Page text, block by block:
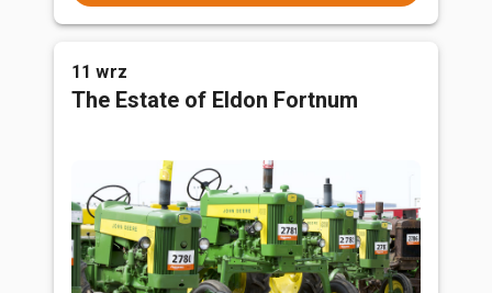
11 wrz
The Estate of Eldon Fortnum